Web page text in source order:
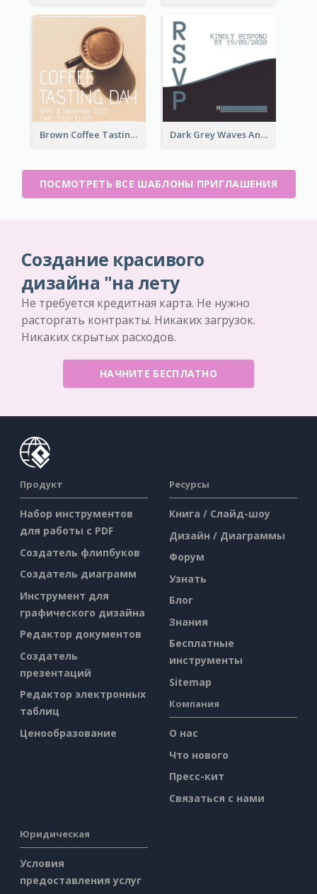
Brown Coffee Tasting Day In December Invitation Dark Grey Waves And Curves Invitation
ПОСМОТРЕТЬ ВСЕ ШАБЛОНЫ ПРИГЛАШЕНИЯ
Создание красивого
дизайна "на лету
Не требуется кредитная карта. Не нужно
расторгать контракты. Никаких загрузок.
Никаких скрытых расходов.
НАЧНИТЕ БЕСПЛАТНО
Продукт
Набор инструментов
для работы с PDF
Создатель флипбуков
Создатель диаграмм
Инструмент для
графического дизайна
Редактор документов
Создатель
презентаций
Редактор электронных
таблиц
Ценообразование
Ресурсы
Книга / Слайд-шоу
Дизайн / Диаграммы
Форум
Узнать
Блог
Знания
Бесплатные
инструменты
Sitemap
Компания
О нас
Что нового
Пресс-кит
Связаться с нами
Юридическая
Условия
предоставления услуг